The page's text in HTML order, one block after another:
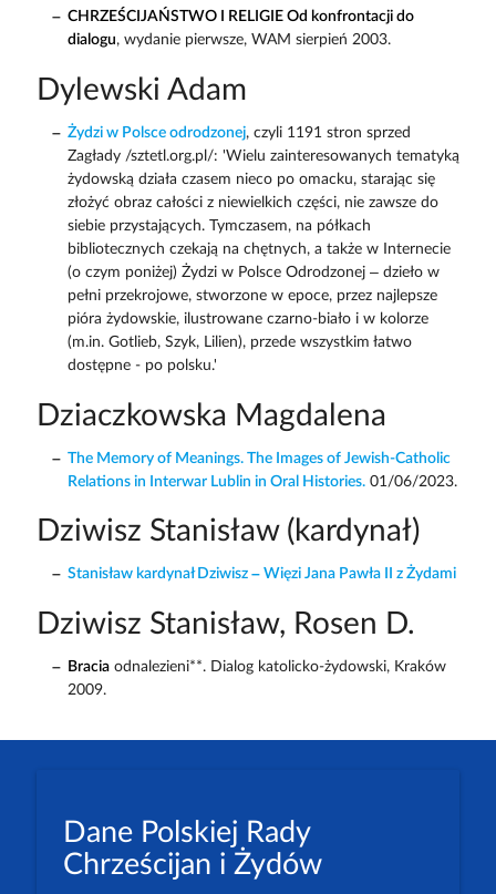
CHRZEŚCIJAŃSTWO I RELIGIE Od konfrontacji do
dialogu, wydanie pierwsze, WAM sierpień 2003.
Dylewski Adam
Żydzi w Polsce odrodzonej, czyli 1191 stron sprzed
Zagłady /sztetl.org.pl/: 'Wielu zainteresowanych tematyką
żydowską działa czasem nieco po omacku, starając się
złożyć obraz całości z niewielkich części, nie zawsze do
siebie przystających. Tymczasem, na półkach
bibliotecznych czekają na chętnych, a także w Internecie
(o czym poniżej) Żydzi w Polsce Odrodzonej – dzieło w
pełni przekrojowe, stworzone w epoce, przez najlepsze
pióra żydowskie, ilustrowane czarno-biało i w kolorze
(m.in. Gotlieb, Szyk, Lilien), przede wszystkim łatwo
dostępne - po polsku.'
Dziaczkowska Magdalena
The Memory of Meanings. The Images of Jewish-Catholic
Relations in Interwar Lublin in Oral Histories.01/06/2023.
Dziwisz Stanisław (kardynał)
Stanisław kardynał Dziwisz – Więzi Jana Pawła II z Żydami
Dziwisz Stanisław, Rosen D.
Braciaodnalezieni**. Dialog katolicko-żydowski, Kraków
2009.
Dane Polskiej Rady
Chrześcijan i Żydów